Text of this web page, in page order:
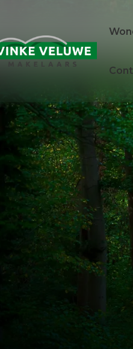
op de
van de Veluwe
het jaar rond